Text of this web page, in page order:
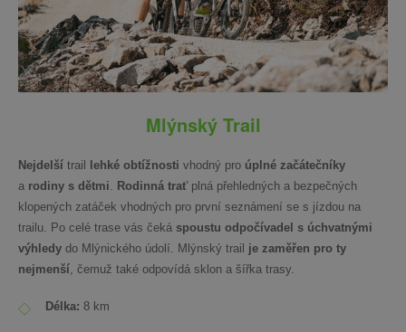
Mlýnský Trail
Nejdelší trail lehké obtížnosti vhodný pro úplné začátečníky
a rodiny s dětmi Rodinná trať plná přehledných a bezpečných
klopených zatáček vhodných pro první seznámení se s jízdou na
trailu. Po celé trase vás čeká spoustu odpočívadel s úchvatnými
výhledy do Mlýnického údolí. Mlýnský trail je zaměřen pro ty
nejmenší , čemuž také odpovídá sklon a šířka trasy.
Délka: 8 km